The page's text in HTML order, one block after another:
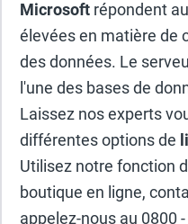
Microsoft répondent
élevées en matière de
des données. Le
l'une des bases de
Laissez nos experts
différentes options de
Utilisez notre fonction
boutique en ligne,
appelez-nous au 0800